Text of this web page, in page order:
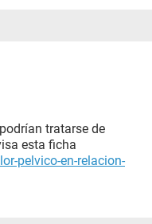
tratarse de
esta ficha
pelvico-en-relacion-